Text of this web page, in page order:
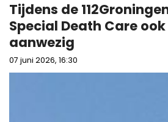
Tijdens de
Special Death Care
aanwezig
07 juni 2026, 16:30